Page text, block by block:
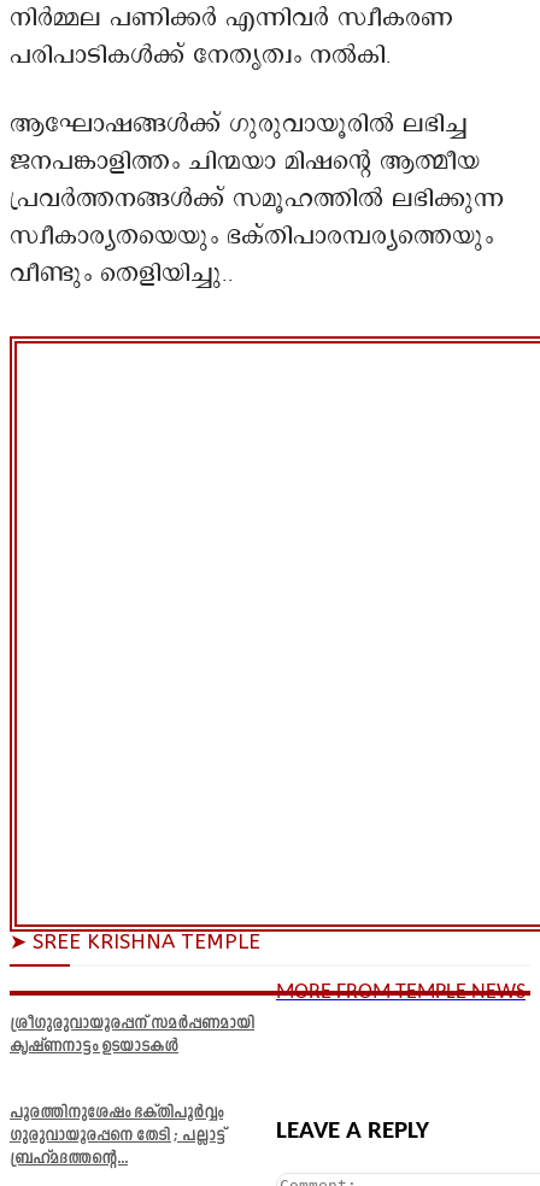
നിർമ്മല പണിക്കർ എന്നിവർ സ്വീകരണ
പരിപാടികൾക്ക് നേതൃത്വം നൽകി.
ആഘോഷങ്ങൾക്ക് ഗുരുവായൂരിൽ ലഭിച്ച
ജനപങ്കാളിത്തം ചിന്മയാ മിഷന്റെ ആത്മീയ
പ്രവർത്തനങ്ങൾക്ക് സമൂഹത്തിൽ ലഭിക്കുന്ന
സ്വീകാര്യതയെയും ഭക്തിപാരമ്പര്യത്തെയും
വീണ്ടും തെളിയിച്ചു..
➤ SREE KRISHNA TEMPLE
ശ്രീഗുരുവായൂരപ്പന് സമർപ്പണമായി
കൃഷ്ണനാട്ടം ഉടയാടകൾ
പൂരത്തിനുശേഷം ഭക്തിപൂർവ്വം
ഗുരുവായൂരപ്പനെ തേടി ; പല്ലാട്ട്
ബ്രഹ്മദത്തന്റെ...
MORE FROM TEMPLE NEWS
LEAVE A REPLY